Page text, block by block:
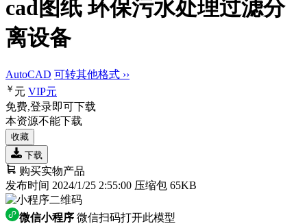
cad图纸 环保污水处理过滤分
离设备
AutoCAD 可转其他格式 ››
￥ 元 VIP元
免费,登录即可下载
本资源不能下载
收藏
下载
购买实物产品
发布时间 2024/1/25 2:55:00 压缩包 65KB
微信小程序 微信扫码打开此模型